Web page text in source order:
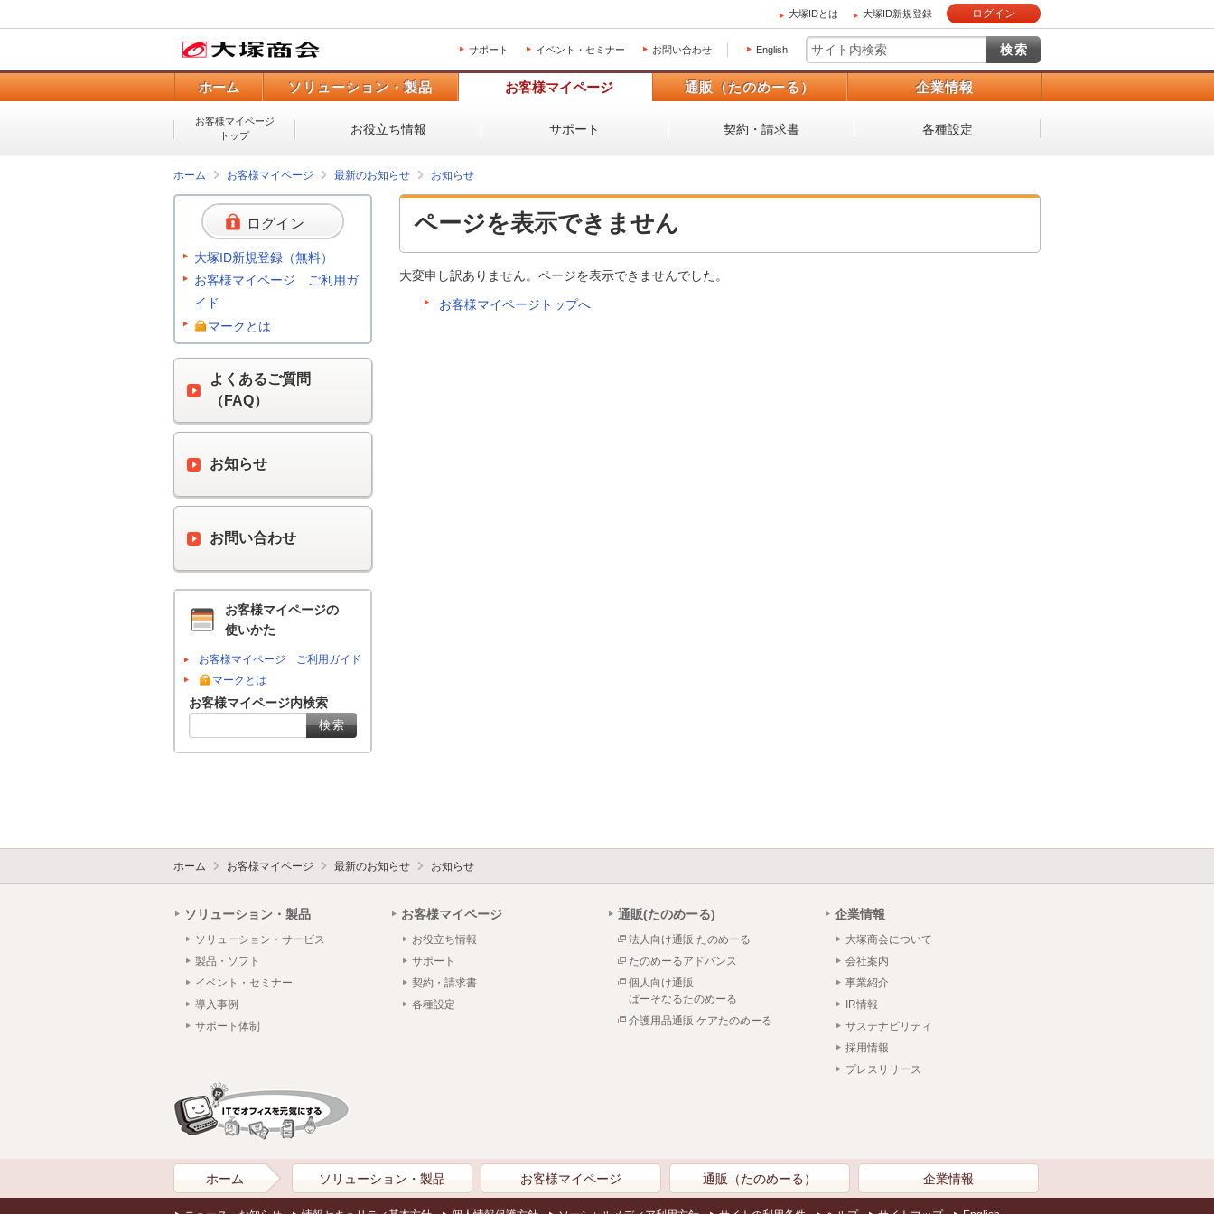
大塚IDとは 大塚ID新規登録 ログイン
サポート イベント・セミナー お問い合わせ English
ホーム ソリューション・製品 お客様マイページ 通販（たのめーる） 企業情報
お客様マイページ
トップ
お役立ち情報 サポート 契約・請求書 各種設定
ホーム お客様マイページ 最新のお知らせ お知らせ
ページを表示できません
大変申し訳ありません。ページを表示できませんでした。
お客様マイページトップへ
ログイン
大塚ID新規登録（無料）
お客様マイページ ご利用ガ
イド
マークとは
よくあるご質問
（FAQ）
お知らせ
お問い合わせ
お客様マイページの
使いかた
お客様マイページ ご利用ガイド
マークとは
お客様マイページ内検索
ホーム お客様マイページ 最新のお知らせ お知らせ
ソリューション・製品
ソリューション・サービス
製品・ソフト
イベント・セミナー
導入事例
サポート体制
お客様マイページ
お役立ち情報
サポート
契約・請求書
各種設定
通販(たのめーる)
法人向け通販 たのめーる
たのめーるアドバンス
個人向け通販
ぱーそなるたのめーる
介護用品通販 ケアたのめーる
企業情報
大塚商会について
会社案内
事業紹介
IR情報
サステナビリティ
採用情報
プレスリリース
ホーム ソリューション・製品 お客様マイページ 通販（たのめーる） 企業情報